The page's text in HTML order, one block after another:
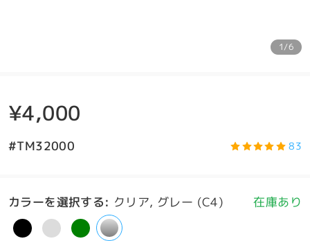
1/6
¥4,000
#TM32000 83
カラーを選択する: クリア, グレー (C4) 在庫あり